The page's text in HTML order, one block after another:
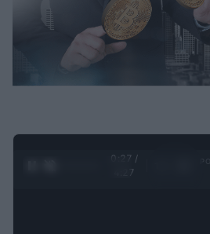
0:28 /
4:27